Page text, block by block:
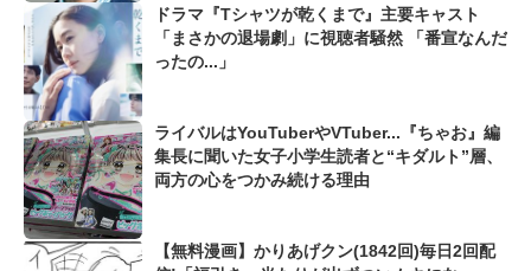
ドラマ『Tシャツが乾くまで』主要キャスト
「まさかの退場劇」に視聴者騒然 「番宣なんだ
ったの...」
ライバルはYouTuberやVTuber...『ちゃお』編
集長に聞いた女子小学生読者と“キダルト”層、
両方の心をつかみ続ける理由
【無料漫画】かりあげクン(1842回)毎日2回配